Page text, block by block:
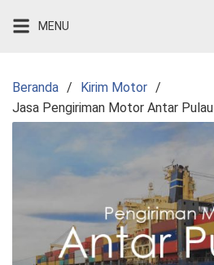
MENU
Beranda
Kirim Motor
Jasa Pengiriman Motor Antar Pulau